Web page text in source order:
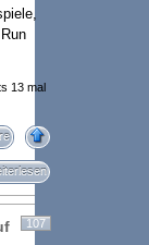
13 mal
107